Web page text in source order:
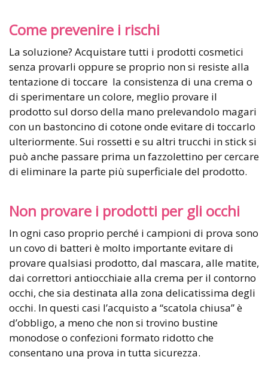
Come prevenire i rischi
La soluzione? Acquistare tutti i prodotti cosmetici
senza provarli oppure se proprio non si resiste alla
tentazione di toccare la consistenza di una crema o
di sperimentare un colore, meglio provare il
prodotto sul dorso della mano prelevandolo magari
con un bastoncino di cotone onde evitare di toccarlo
ulteriormente. Sui rossetti e su altri trucchi in stick si
può anche passare prima un fazzolettino per cercare
di eliminare la parte più superficiale del prodotto.
Non provare i prodotti per gli occhi
In ogni caso proprio perché i campioni di prova sono
un covo di batteri è molto importante evitare di
provare qualsiasi prodotto, dal mascara, alle matite,
dai correttori antiocchiaie alla crema per il contorno
occhi, che sia destinata alla zona delicatissima degli
occhi. In questi casi l’acquisto a “scatola chiusa” è
d’obbligo, a meno che non si trovino bustine
monodose o confezioni formato ridotto che
consentano una prova in tutta sicurezza.